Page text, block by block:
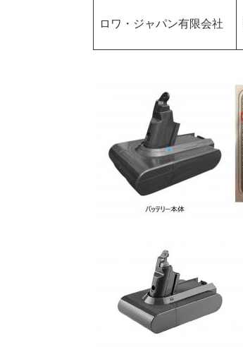
ロワ・ジャパン有限会社